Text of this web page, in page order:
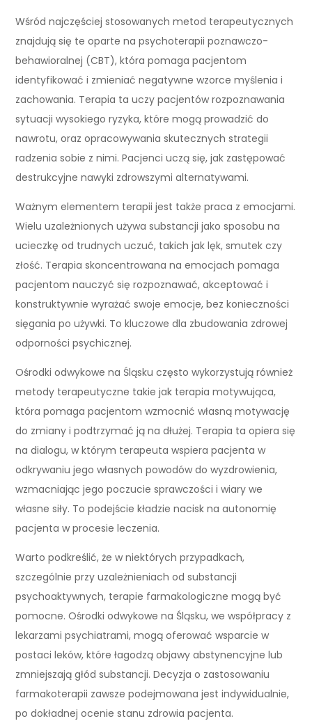
Wśród najczęściej stosowanych metod terapeutycznych
znajdują się te oparte na psychoterapii poznawczo-
behawioralnej (CBT), która pomaga pacjentom
identyfikować i zmieniać negatywne wzorce myślenia i
zachowania. Terapia ta uczy pacjentów rozpoznawania
sytuacji wysokiego ryzyka, które mogą prowadzić do
nawrotu, oraz opracowywania skutecznych strategii
radzenia sobie z nimi. Pacjenci uczą się, jak zastępować
destrukcyjne nawyki zdrowszymi alternatywami.
Ważnym elementem terapii jest także praca z emocjami.
Wielu uzależnionych używa substancji jako sposobu na
ucieczkę od trudnych uczuć, takich jak lęk, smutek czy
złość. Terapia skoncentrowana na emocjach pomaga
pacjentom nauczyć się rozpoznawać, akceptować i
konstruktywnie wyrażać swoje emocje, bez konieczności
sięgania po używki. To kluczowe dla zbudowania zdrowej
odporności psychicznej.
Ośrodki odwykowe na Śląsku często wykorzystują również
metody terapeutyczne takie jak terapia motywująca,
która pomaga pacjentom wzmocnić własną motywację
do zmiany i podtrzymać ją na dłużej. Terapia ta opiera się
na dialogu, w którym terapeuta wspiera pacjenta w
odkrywaniu jego własnych powodów do wyzdrowienia,
wzmacniając jego poczucie sprawczości i wiary we
własne siły. To podejście kładzie nacisk na autonomię
pacjenta w procesie leczenia.
Warto podkreślić, że w niektórych przypadkach,
szczególnie przy uzależnieniach od substancji
psychoaktywnych, terapie farmakologiczne mogą być
pomocne. Ośrodki odwykowe na Śląsku, we współpracy z
lekarzami psychiatrami, mogą oferować wsparcie w
postaci leków, które łagodzą objawy abstynencyjne lub
zmniejszają głód substancji. Decyzja o zastosowaniu
farmakoterapii zawsze podejmowana jest indywidualnie,
po dokładnej ocenie stanu zdrowia pacjenta.